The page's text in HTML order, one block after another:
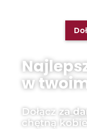
w
Dołącz za
chętną